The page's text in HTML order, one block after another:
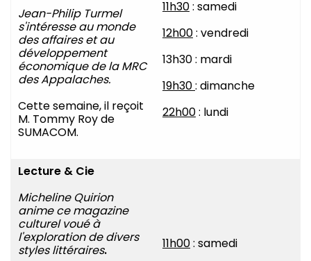
Jean-Philip Turmel
s'intéresse au monde
des affaires et au
développement
économique de la MRC
des Appalaches.
Cette semaine, il reçoit
M. Tommy Roy de
SUMACOM.
11h30: samedi
12h00: vendredi
13h30 : mardi
19h30: dimanche
22h00: lundi
Lecture & Cie
Micheline Quirion
anime ce magazine
culturel voué à
l'exploration de divers
styles littéraires.
11h00: samedi